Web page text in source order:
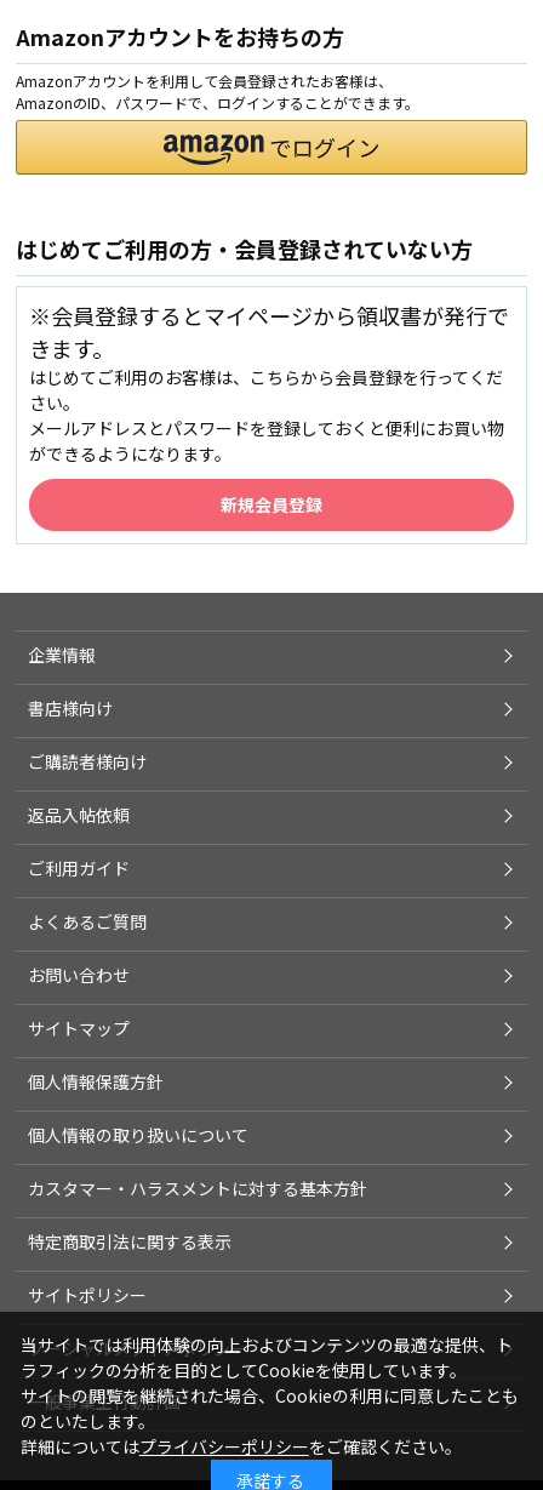
Amazonアカウントをお持ちの方
Amazonアカウントを利用して会員登録されたお客様は、
AmazonのID、パスワードで、ログインすることができます。
はじめてご利用の方・会員登録されていない方
※会員登録するとマイページから領収書が発行で
きます。
はじめてご利用のお客様は、こちらから会員登録を行ってくだ
さい。
メールアドレスとパスワードを登録しておくと便利にお買い物
ができるようになります。
企業情報
書店様向け
ご購読者様向け
返品入帖依頼
ご利用ガイド
よくあるご質問
お問い合わせ
サイトマップ
個人情報保護方針
個人情報の取り扱いについて
カスタマー・ハラスメントに対する基本方針
特定商取引法に関する表示
サイトポリシー
ソーシャルメディアポリシー
一般事業主行動計画
当サイトでは利用体験の向上およびコンテンツの最適な提供、ト
ラフィックの分析を目的としてCookieを使用しています。
サイトの閲覧を継続された場合、Cookieの利用に同意したことも
のといたします。
詳細についてはプライバシーポリシーをご確認ください。
承諾する